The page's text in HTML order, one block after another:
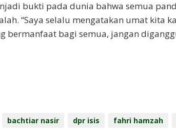
bukti pada dunia bahwa semua
“Saya selalu mengatakan umat kita
bermanfaat bagi semua, jangan
bachtiar nasir dpr isis fahri hamzah